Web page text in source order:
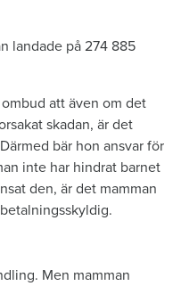
landade på 274 885
att även om det
skadan, är det
bär hon ansvar för
inte har hindrat barnet
den, är det mamman
Men mamman